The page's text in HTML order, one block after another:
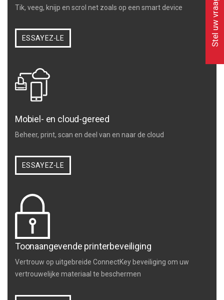
Tik, veeg, knijp en scrol net zoals op een smart device
ESSAYEZ-LE
Mobiel- en cloud-gereed
Beheer, print, scan en deel van en naar de cloud
ESSAYEZ-LE
Toonaangevende printerbeveiliging
Vertrouw op uitgebreide ConnectKey beveiliging om uw
vertrouwelijke materiaal te beschermen
Stel uw vraag